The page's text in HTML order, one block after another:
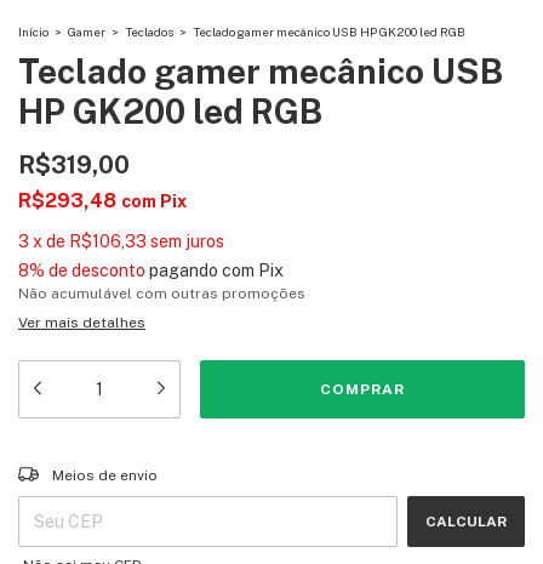
Início > Gamer > Teclados > Teclado gamer mecânico USB HP GK200 led RGB
Teclado gamer mecânico USB
HP GK200 led RGB
R$319,00
R$293,48 com Pix
3 x de R$106,33 sem juros
8% de desconto pagando com Pix
Não acumulável com outras promoções
Ver mais detalhes
Entregas para o CEP:
Meios de envio
CALCULAR